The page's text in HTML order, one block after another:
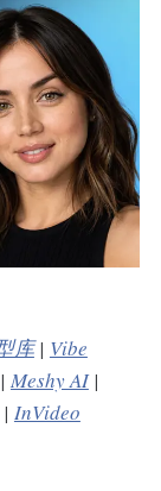
库| Vibe
Meshy AI|
InVideo